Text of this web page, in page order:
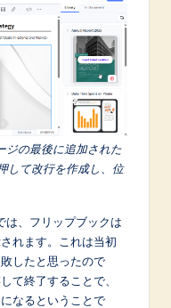
ジの最後に追加された
して改行を作成し、位
は、フリップブックは
れます。これは当初
したと思ったので
て終了することで、
なるということで